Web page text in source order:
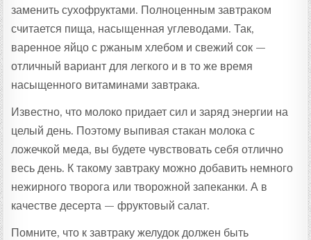
заменить сухофруктами. Полноценным завтраком
считается пища, насыщенная углеводами. Так,
варенное яйцо с ржаным хлебом и свежий сок —
отличный вариант для легкого и в то же время
насыщенного витаминами завтрака.
Известно, что молоко придает сил и заряд энергии на
целый день. Поэтому выпивая стакан молока с
ложечкой меда, вы будете чувствовать себя отлично
весь день. К такому завтраку можно добавить немного
нежирного творога или творожной запеканки. А в
качестве десерта — фруктовый салат.
Помните, что к завтраку желудок должен быть